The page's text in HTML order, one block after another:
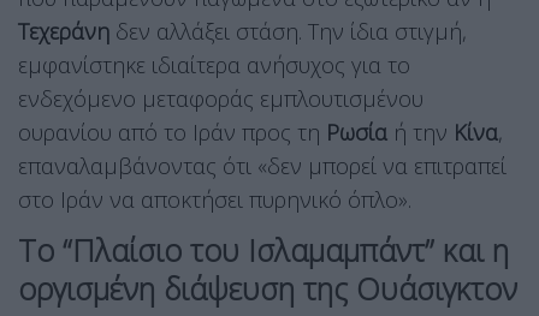
Τεχεράνη δεν αλλάξει στάση. Την ίδια στιγμή,
εμφανίστηκε ιδιαίτερα ανήσυχος για το
ενδεχόμενο μεταφοράς εμπλουτισμένου
ουρανίου από το Ιράν προς τη Ρωσία ή την Κίνα,
επαναλαμβάνοντας ότι «δεν μπορεί να επιτραπεί
στο Ιράν να αποκτήσει πυρηνικό όπλο».
Το “Πλαίσιο του Ισλαμαμπάντ” και η
οργισμένη διάψευση της Ουάσιγκτον